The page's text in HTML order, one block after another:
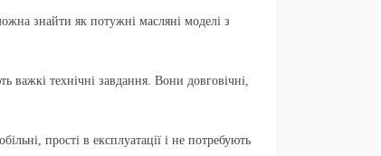
знайти як потужні масляні моделі з
важкі технічні завдання. Вони довговічні,
прості в експлуатації і не потребують